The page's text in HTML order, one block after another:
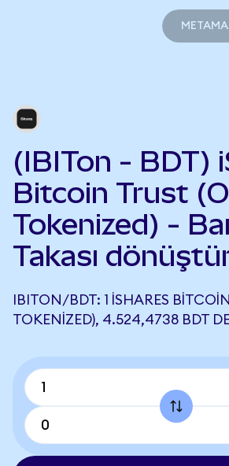
(IBITon - BDT)
Bitcoin Trust
Tokenized) -
Takası
IBITON/BDT: 1 ISHARES
TOKENIZED), 4.524,4738 BDT